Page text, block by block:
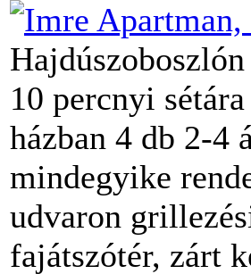
10 percnyi
házban 4 db 2-4
mindegyike
udvaron
fajátszótér, zárt